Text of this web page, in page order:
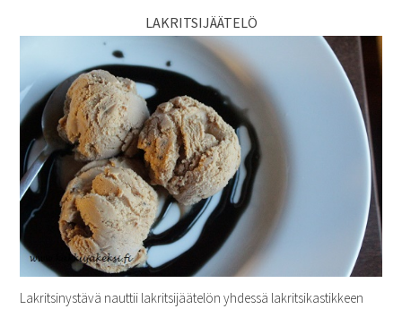
LAKRITSIJÄÄTELÖ
Lakritsinystävä nauttii lakritsijäätelön yhdessä lakritsikastikkeen